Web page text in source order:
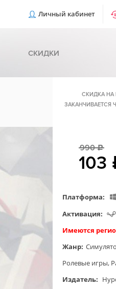
Личный кабинет
СКИДКИ
СКИДКА НА
ЗАКАНЧИВАЕТСЯ
990c
103
Платформа:
Активация:
Имеются
Жанр:
Ролевые игры,
Издатель: